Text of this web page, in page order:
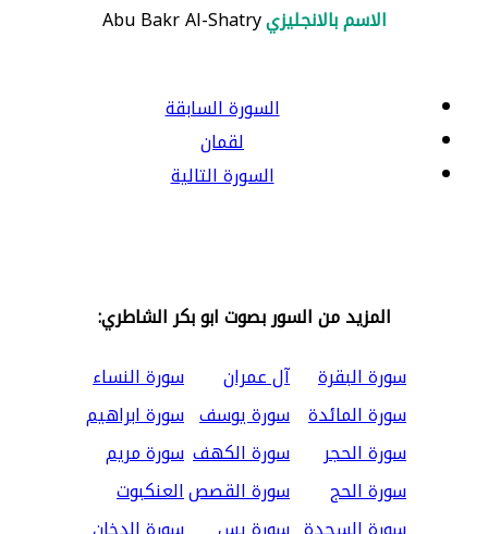
الاسم بالانجليزيAbu Bakr Al-Shatry
السورة السابقة
لقمان
السورة التالية
المزيد من السور بصوت ابو بكر الشاطري:
سورة البقرة
آل عمران
سورة النساء
سورة المائدة سورة يوسف سورة ابراهيم
سورة الحجر
سورة الكهف سورة مريم
سورة الحج
سورة القصصالعنكبوت